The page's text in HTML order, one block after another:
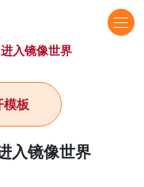
进入镜像世界
入镜像世界
模板